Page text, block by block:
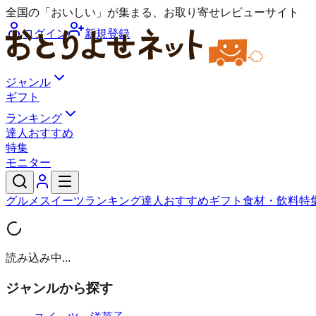
全国の「おいしい」が集まる、お取り寄せレビューサイト
ログイン
新規登録
ジャンル
ギフト
ランキング
達人おすすめ
特集
モニター
グルメ スイーツランキング達人おすすめギフト 食材・飲料特
読み込み中...
ジャンルから探す